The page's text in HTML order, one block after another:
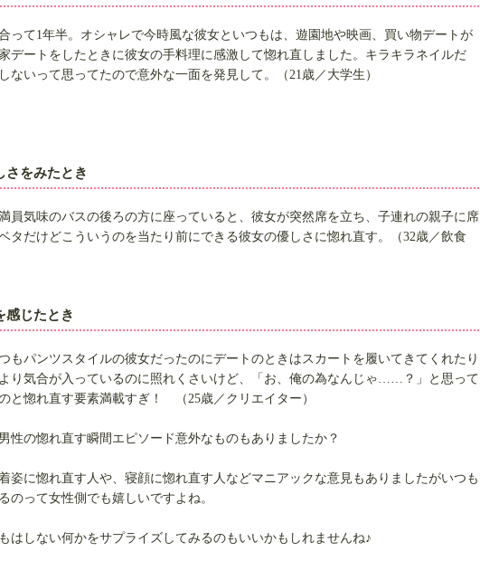
って1年半。オシャレで今時風な彼女といつもは、遊園地や映画、買い物デートが
デートをしたときに彼女の手料理に感激して惚れ直しました。キラキラネイルだ
ないって思ってたので意外な一面を発見して。（21歳／大学生）
をみたとき
員気味のバスの後ろの方に座っていると、彼女が突然席を立ち、子連れの親子に席
タだけどこういうのを当たり前にできる彼女の優しさに惚れ直す。（32歳／飲食
じたとき
もパンツスタイルの彼女だったのにデートのときはスカートを履いてきてくれたり
り気合が入っているのに照れくさいけど、「お、俺の為なんじゃ……？」と思って
と惚れ直す要素満載すぎ！ （25歳／クリエイター）
性の惚れ直す瞬間エピソード意外なものもありましたか？
姿に惚れ直す人や、寝顔に惚れ直す人などマニアックな意見もありましたがいつも
のって女性側でも嬉しいですよね。
はしない何かをサプライズしてみるのもいいかもしれませんね♪